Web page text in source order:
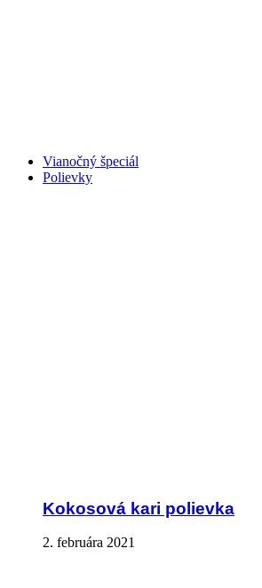
Vianočný špeciál
Polievky
Kokosová kari polievka
2. februára 2021